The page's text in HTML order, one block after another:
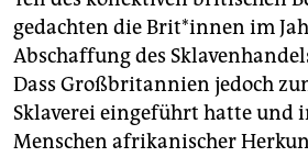
gedachten die Brit*innen im
Abschaffung des
Dass Großbritannien jedoch
Sklaverei eingeführt hatte und
Menschen afrikanischer